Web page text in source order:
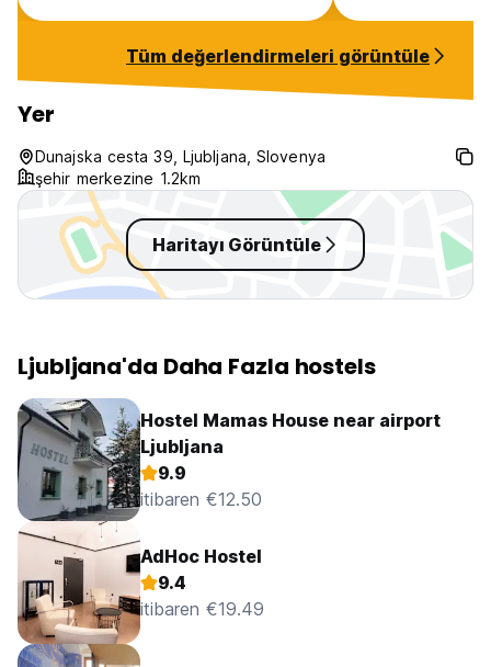
codes did not work, and more
door to be let in. Also there is no
human reception if you have
issues or questions.
he took it and
you even
who was still
£200 jumper
then he put
saying watch
Tüm değerlendirmeleri görüntüle
Yer
Dunajska cesta 39, Ljubljana, Slovenya
şehir merkezine 1.2km
Haritayı Görüntüle
Ljubljana'da Daha Fazla hostels
Hostel Mamas House near airport
Ljubljana
9.9
itibaren €12.50
AdHoc Hostel
9.4
itibaren €19.49